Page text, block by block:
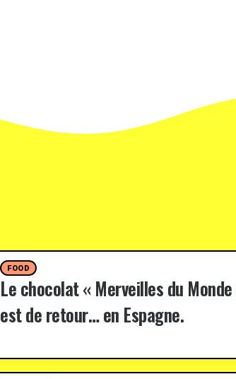
FOOD
Le chocolat « Merveilles du
est de retour… en Espagne.